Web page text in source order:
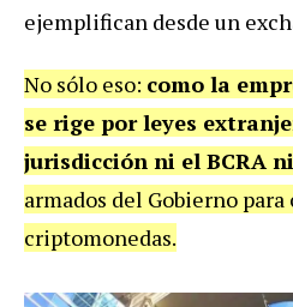
ejemplifican desde un
No sólo eso: como la
se rige por leyes
jurisdicción ni el BCRA
armados del Gobierno
criptomonedas.